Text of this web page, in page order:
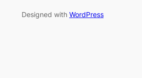
Designed with WordPress